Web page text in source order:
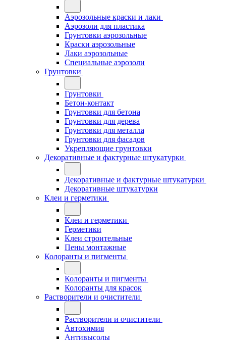
Аэрозольные краски и лаки
Аэрозоли для пластика
Грунтовки аэрозольные
Краски аэрозольные
Лаки аэрозольные
Специальные аэрозоли
Грунтовки
Грунтовки
Бетон-контакт
Грунтовки для бетона
Грунтовки для дерева
Грунтовки для металла
Грунтовки для фасадов
Укрепляющие грунтовки
Декоративные и фактурные штукатурки
Декоративные и фактурные штукатурки
Декоративные штукатурки
Клеи и герметики
Клеи и герметики
Герметики
Клеи строительные
Пены монтажные
Колоранты и пигменты
Колоранты и пигменты
Колоранты для красок
Растворители и очистители
Растворители и очистители
Автохимия
Антивысолы